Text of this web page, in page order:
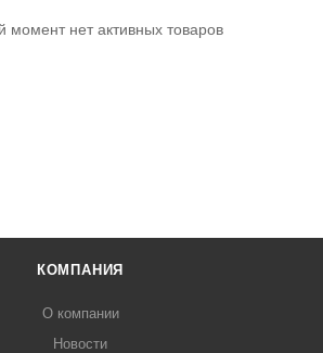
момент нет активных товаров
КОМПАНИЯ
О компании
Новости